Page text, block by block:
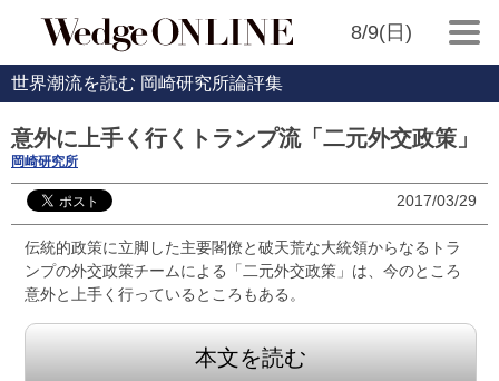
8/9(日)
世界潮流を読む 岡崎研究所論評集
意外に上手く行くトランプ流「二元外交政策」
岡崎研究所
2017/03/29
伝統的政策に立脚した主要閣僚と破天荒な大統領からなるトラ
ンプの外交政策チームによる「二元外交政策」は、今のところ
意外と上手く行っているところもある。
本文を読む